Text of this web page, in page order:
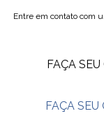
Entre em contato com
FAÇA
FAÇA